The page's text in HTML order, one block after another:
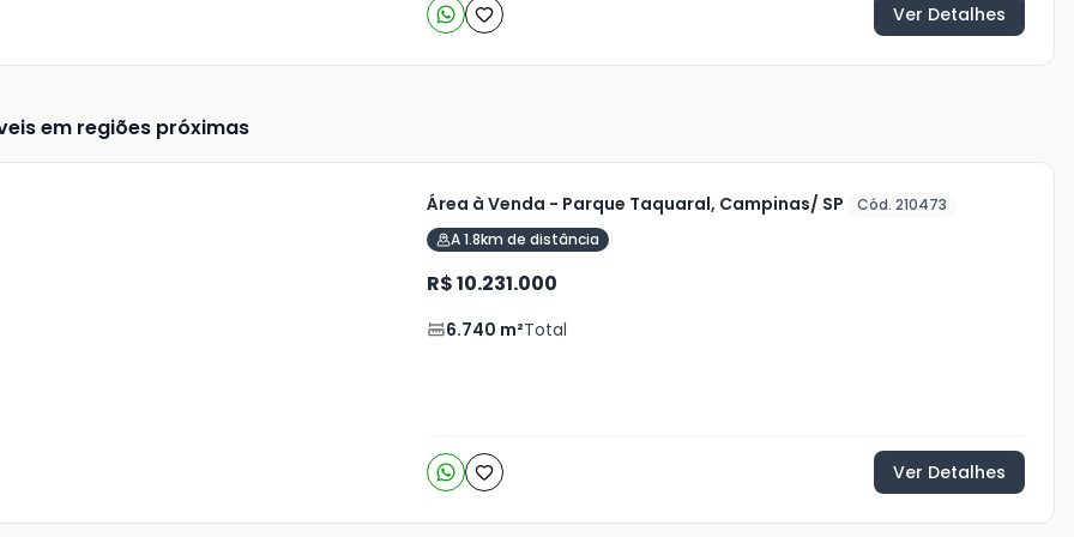
Ver Detalhes
em regiões próximas
Área à Venda - Parque Taquaral, Campinas/ SP
Cód. 210473
A 1.8km de distância
R$ 10.231.000
6.740 m²Total
Ver Detalhes